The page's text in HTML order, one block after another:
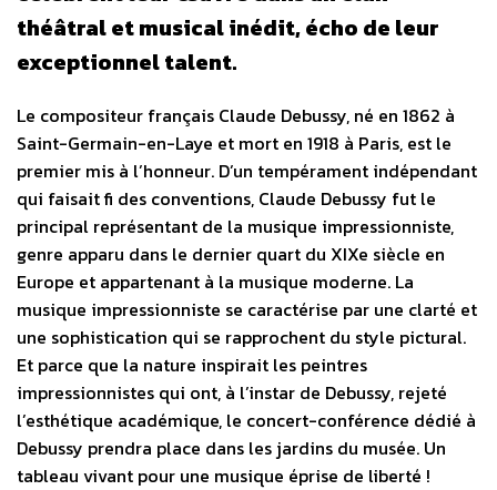
théâtral et musical inédit, écho de leur
exceptionnel talent.
Le compositeur français Claude Debussy, né en 1862 à
Saint-Germain-en-Laye et mort en 1918 à Paris, est le
premier mis à l’honneur. D’un tempérament indépendant
qui faisait fi des conventions, Claude Debussy fut le
principal représentant de la musique impressionniste,
genre apparu dans le dernier quart du XIXe siècle en
Europe et appartenant à la musique moderne. La
musique impressionniste se caractérise par une clarté et
une sophistication qui se rapprochent du style pictural.
Et parce que la nature inspirait les peintres
impressionnistes qui ont, à l’instar de Debussy, rejeté
l’esthétique académique, le concert-conférence dédié à
Debussy prendra place dans les jardins du musée. Un
tableau vivant pour une musique éprise de liberté !